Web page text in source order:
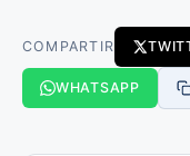
COMPARTIR
WHATSAPP